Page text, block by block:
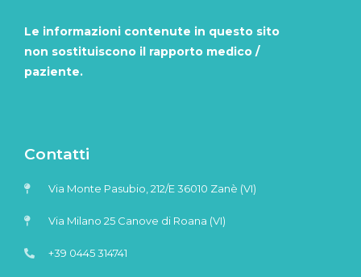
Le informazioni contenute in questo sito
non sostituiscono il rapporto medico /
paziente.
Contatti
Via Monte Pasubio, 212/E 36010 Zanè (VI)
Via Milano 25 Canove di Roana (VI)
+39 0445 314741